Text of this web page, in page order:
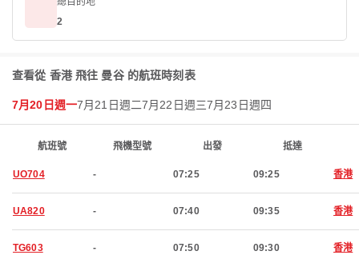
2
查看從 香港 飛往 曼谷 的航班時刻表
7月20日週一7月21日週二7月22日週三7月23日週四
航班號 飛機型號 出發 抵達
UO704 - 07:25 09:25 香港
UA820 - 07:40 09:35 香港
TG603 - 07:50 09:30 香港